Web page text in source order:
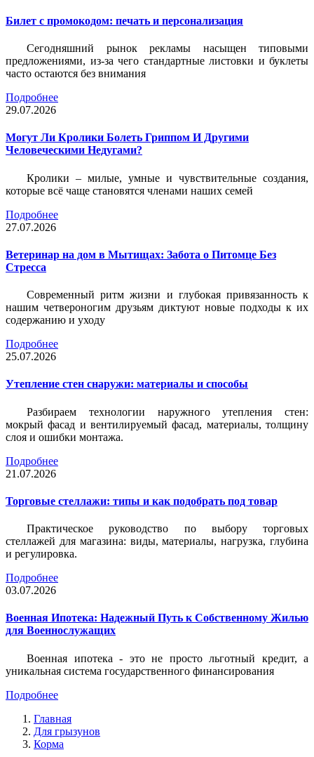
Билет c промокодом: печать и персонализация
Сегодняшний рынок рекламы насыщен типовыми
предложениями, из-за чего стандартные листовки и буклеты
часто остаются без внимания
Подробнее
29.07.2026
Могут Ли Кролики Болеть Гриппом И Другими
Человеческими Недугами?
Кролики – милые, умные и чувствительные создания,
которые всё чаще становятся членами наших семей
Подробнее
27.07.2026
Ветеринар на дом в Мытищах: Забота о Питомце Без
Стресса
Современный ритм жизни и глубокая привязанность к
нашим четвероногим друзьям диктуют новые подходы к их
содержанию и уходу
Подробнее
25.07.2026
Утепление стен снаружи: материалы и способы
Разбираем технологии наружного утепления стен:
мокрый фасад и вентилируемый фасад, материалы, толщину
слоя и ошибки монтажа.
Подробнее
21.07.2026
Торговые стеллажи: типы и как подобрать под товар
Практическое руководство по выбору торговых
стеллажей для магазина: виды, материалы, нагрузка, глубина
и регулировка.
Подробнее
03.07.2026
Военная Ипотека: Надежный Путь к Собственному Жилью
для Военнослужащих
Военная ипотека - это не просто льготный кредит, а
уникальная система государственного финансирования
Подробнее
Главная
Для грызунов
Корма